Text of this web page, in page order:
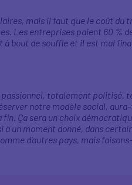
mais il faut que le coût
Les entreprises paient 60 %
bout de souffle et il est mal
totalement
notre modèle social,
fin. Ça sera un choix
un moment donné, dans
d'autres pays, mais